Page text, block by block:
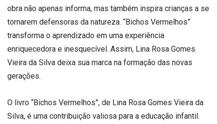
obra não apenas informa, mas também inspira crianças a se
tornarem defensoras da natureza. “Bichos Vermelhos”
transforma o aprendizado em uma experiência
enriquecedora e inesquecível. Assim, Lina Rosa Gomes
Vieira da Silva deixa sua marca na formação das novas
gerações.
O livro “Bichos Vermelhos”, de Lina Rosa Gomes Vieira da
Silva, é uma contribuição valiosa para a educação infantil.